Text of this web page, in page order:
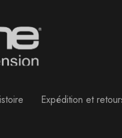
Expédition et